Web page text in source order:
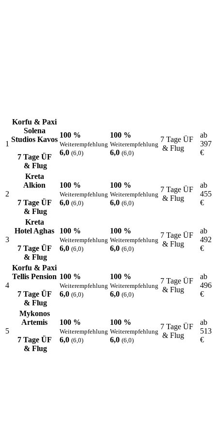
1
Korfu & Paxi
Solena
Studios Kavos
7 Tage ÜF
& Flug
100 %
Weiterempfehlung
6,0 (6,0)
100 %
Weiterempfehlung
6,0 (6,0)
7 Tage ÜF
& Flug
ab
397
€
2
Kreta
Alkion
7 Tage ÜF
& Flug
100 %
Weiterempfehlung
6,0 (6,0)
100 %
Weiterempfehlung
6,0 (6,0)
7 Tage ÜF
& Flug
ab
455
€
3
Kreta
Hotel Aghas
7 Tage ÜF
& Flug
100 %
Weiterempfehlung
6,0 (6,0)
100 %
Weiterempfehlung
6,0 (6,0)
7 Tage ÜF
& Flug
ab
492
€
4
Korfu & Paxi
Tellis Pension
7 Tage ÜF
& Flug
100 %
Weiterempfehlung
6,0 (6,0)
100 %
Weiterempfehlung
6,0 (6,0)
7 Tage ÜF
& Flug
ab
496
€
5
Mykonos
Artemis
7 Tage ÜF
& Flug
100 %
Weiterempfehlung
6,0 (6,0)
100 %
Weiterempfehlung
6,0 (6,0)
7 Tage ÜF
& Flug
ab
513
€